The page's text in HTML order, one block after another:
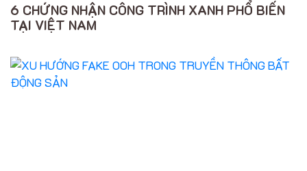
6 CHỨNG NHẬN CÔNG TRÌNH XANH PHỔ BIẾN
TẠI VIỆT NAM